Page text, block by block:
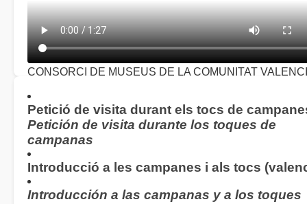
CONSORCI DE MUSEUS DE LA COMUNITAT
2026)
Petició de visita durant els tocs de
Petición de visita durante los toques de
campanas
Introducció a les campanes i als tocs
Introducción a las campanas y a los toques